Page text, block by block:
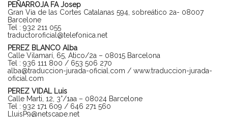
PEÑARROJA FA Josep
Gran Via de las Cortes Catalanas 594, sobreático 2a- 08007
Barcelone
Tel : 932 211 055
traductoroficial@telefonica.net
PEREZ BLANCO Alba
Calle Vilamarí, 65, Atico/2a – 08015 Barcelona
Tel : 936 111 800 / 653 506 270
alba@traduccion-jurada-oficial.com / www.traduccion-jurada-
oficial.com
PEREZ VIDAL Luis
Calle Marti, 12, 3°/1aa – 08024 Barcelone
Tel : 932 171 609 / 646 271 560
LluisP9@netscape.net